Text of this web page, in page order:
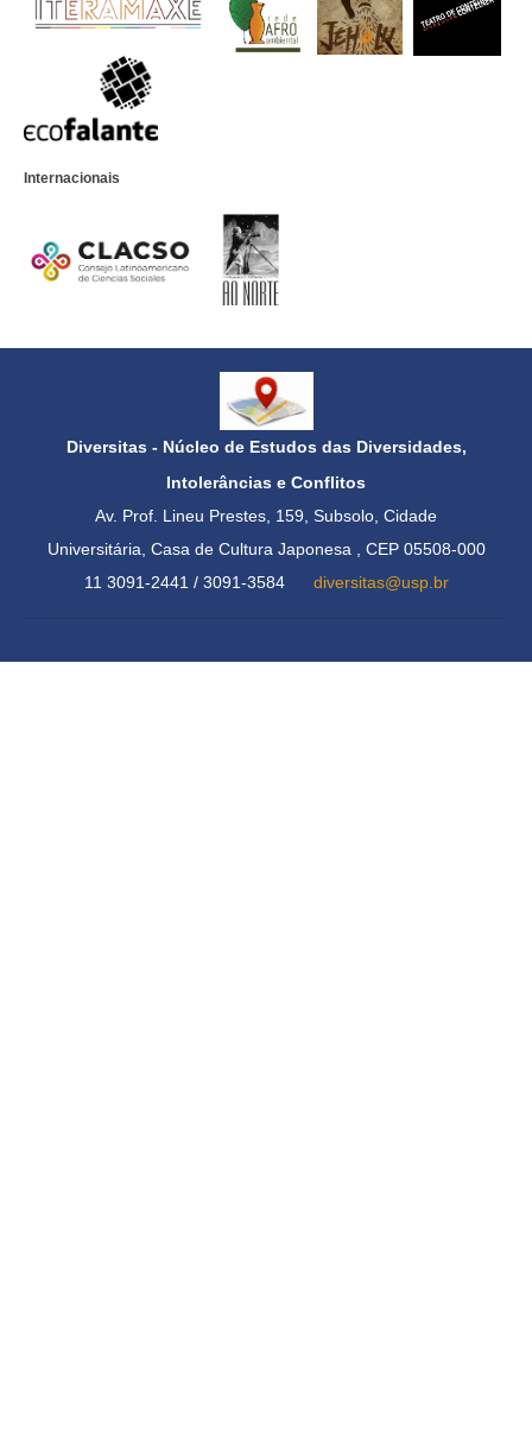
Internacionais
Diversitas - Núcleo de Estudos das Diversidades,
Intolerâncias e Conflitos
Av. Prof. Lineu Prestes, 159, Subsolo, Cidade
Universitária, Casa de Cultura Japonesa , CEP 05508-000
11 3091-2441 / 3091-3584 diversitas@usp.br